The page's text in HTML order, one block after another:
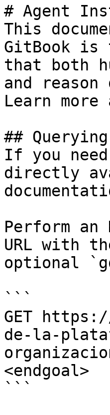
# Agent
This
GitBook is
that both
and
Learn
##
If you
directly
Perform an
URL with
optional
```
GET
de-la-
<endgoal>
```